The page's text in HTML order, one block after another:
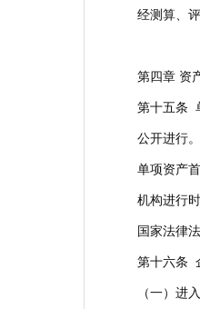
经测算、
第四章 资
第十五条
公开进行。
单项资产
机构进行
国家法律
第十六条
（一）进